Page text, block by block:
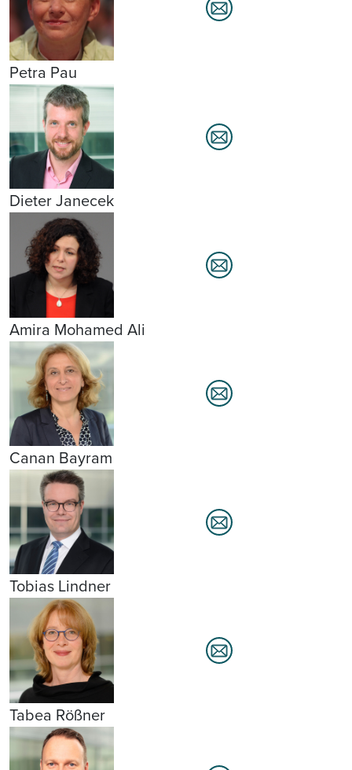
Petra Pau
Dieter Janecek
Amira Mohamed Ali
Canan Bayram
Tobias Lindner
Tabea Rößner